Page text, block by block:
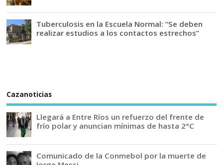
Tuberculosis en la Escuela Normal: “Se deben
realizar estudios a los contactos estrechos”
Cazanoticias
Llegará a Entre Ríos un refuerzo del frente de
frío polar y anuncian mínimas de hasta 2°C
Comunicado de la Conmebol por la muerte de